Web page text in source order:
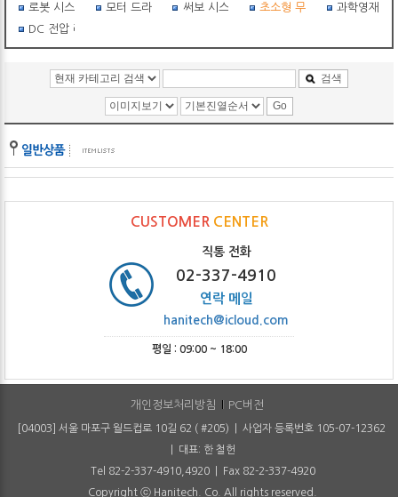
로봇 시스템
모터 드라이버 써보 시스템 초소형 무선비행체과학영재 필
DC 전압 레귤레이터
검색
CUSTOMER CENTER
직통 전화
02-337-4910
연락 메일
hanitech@icloud.com
평일 : 09:00 ~ 18:00
개인정보처리방침 PC버전
[04003] 서울 마포구 월드컵로 10길 62 ( #205) | 사업자 등록번호 105-07-12362
| 대표: 한 철헌
Tel 82-2-337-4910,4920 | Fax 82-2-337-4920
Copyright ⓒ Hanitech. Co. All rights reserved.